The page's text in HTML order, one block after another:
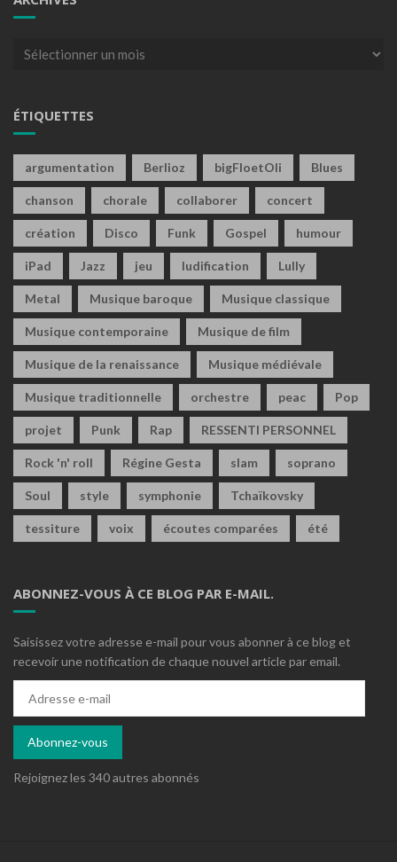
Archives
ÉTIQUETTES
argumentation Berlioz bigFloetOli Blues
chanson chorale collaborer concert
création Disco Funk Gospel humour
iPad Jazz jeu ludification Lully
Metal Musique baroque Musique classique
Musique contemporaine Musique de film
Musique de la renaissance Musique médiévale
Musique traditionnelle orchestre peac Pop
projet Punk Rap RESSENTI PERSONNEL
Rock 'n' roll Régine Gesta slam soprano
Soul style symphonie Tchaïkovsky
tessiture voix écoutes comparées été
ABONNEZ-VOUS À CE BLOG PAR E-MAIL.
Saisissez votre adresse e-mail pour vous abonner à ce blog et
recevoir une notification de chaque nouvel article par email.
mail
Abonnez-vous
Rejoignez les 340 autres abonnés